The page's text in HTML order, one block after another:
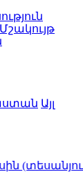
Մշակույթ
Այլ
(տեսանյութ)